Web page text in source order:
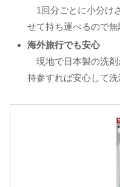
1回分ごとに小分け
せて持ち運べるので無
海外旅行でも安心
現地で日本製の洗剤
持参すれば安心して洗